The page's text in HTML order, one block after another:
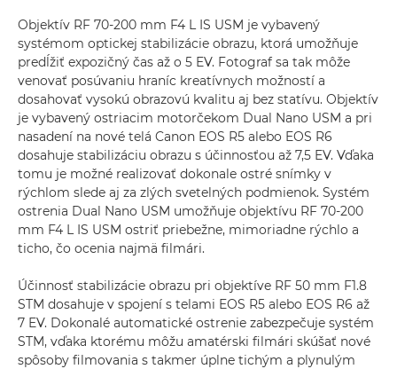
Objektív RF 70-200 mm F4 L IS USM je vybavený
systémom optickej stabilizácie obrazu, ktorá umožňuje
predĺžiť expozičný čas až o 5 EV. Fotograf sa tak môže
venovať posúvaniu hraníc kreatívnych možností a
dosahovať vysokú obrazovú kvalitu aj bez statívu. Objektív
je vybavený ostriacim motorčekom Dual Nano USM a pri
nasadení na nové telá Canon EOS R5 alebo EOS R6
dosahuje stabilizáciu obrazu s účinnosťou až 7,5 EV. Vďaka
tomu je možné realizovať dokonale ostré snímky v
rýchlom slede aj za zlých svetelných podmienok. Systém
ostrenia Dual Nano USM umožňuje objektívu RF 70-200
mm F4 L IS USM ostriť priebežne, mimoriadne rýchlo a
ticho, čo ocenia najmä filmári.
Účinnosť stabilizácie obrazu pri objektíve RF 50 mm F1.8
STM dosahuje v spojení s telami EOS R5 alebo EOS R6 až
7 EV. Dokonalé automatické ostrenie zabezpečuje systém
STM, vďaka ktorému môžu amatérski filmári skúšať nové
spôsoby filmovania s takmer úplne tichým a plynulým